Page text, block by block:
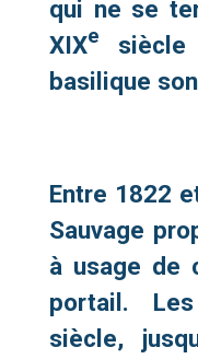
qui ne se
XIXe
basilique
Entre 1822
Sauvage
à usage de
portail.
siècle,